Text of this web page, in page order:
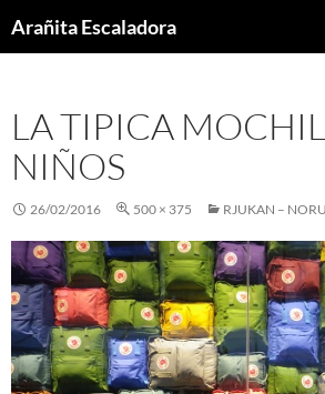
toArañita Escaladora
LA TIPICA
NIÑOS
26/02/2016 500 × 375 RJUKAN –